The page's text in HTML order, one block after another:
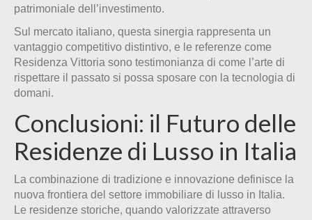
patrimoniale dell’investimento.
Sul mercato italiano, questa sinergia rappresenta un
vantaggio competitivo distintivo, e le referenze come
Residenza Vittoria sono testimonianza di come l’arte di
rispettare il passato si possa sposare con la tecnologia di
domani.
Conclusioni: il Futuro delle
Residenze di Lusso in Italia
La combinazione di tradizione e innovazione definisce la
nuova frontiera del settore immobiliare di lusso in Italia.
Le residenze storiche, quando valorizzate attraverso